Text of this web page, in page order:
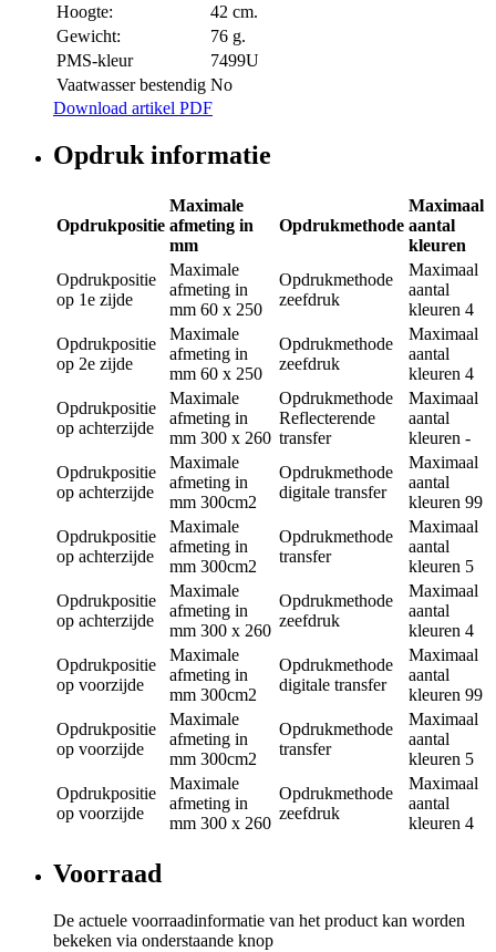
Hoogte:
42 cm.
Gewicht:
76 g.
PMS-kleur
7499U
Vaatwasser bestendig No
Download artikel PDF
Opdruk informatie
Opdrukpositie
Maximale
afmeting in
mm
Opdrukmethode
Maximaal
aantal
kleuren
Opdrukpositie
op 1e zijde
Maximale
afmeting in
mm 60 x 250
Opdrukmethode
zeefdruk
Maximaal
aantal
kleuren 4
Opdrukpositie
op 2e zijde
Maximale
afmeting in
mm 60 x 250
Opdrukmethode
zeefdruk
Maximaal
aantal
kleuren 4
Opdrukpositie
op achterzijde
Maximale
afmeting in
mm 300 x 260
Opdrukmethode
Reflecterende
transfer
Maximaal
aantal
kleuren -
Opdrukpositie
op achterzijde
Maximale
afmeting in
mm 300cm2
Opdrukmethode
digitale transfer
Maximaal
aantal
kleuren 99
Opdrukpositie
op achterzijde
Maximale
afmeting in
mm 300cm2
Opdrukmethode
transfer
Maximaal
aantal
kleuren 5
Opdrukpositie
op achterzijde
Maximale
afmeting in
mm 300 x 260
Opdrukmethode
zeefdruk
Maximaal
aantal
kleuren 4
Opdrukpositie
op voorzijde
Maximale
afmeting in
mm 300cm2
Opdrukmethode
digitale transfer
Maximaal
aantal
kleuren 99
Opdrukpositie
op voorzijde
Maximale
afmeting in
mm 300cm2
Opdrukmethode
transfer
Maximaal
aantal
kleuren 5
Opdrukpositie
op voorzijde
Maximale
afmeting in
mm 300 x 260
Opdrukmethode
zeefdruk
Maximaal
aantal
kleuren 4
Voorraad
De actuele voorraadinformatie van het product kan worden
bekeken via onderstaande knop